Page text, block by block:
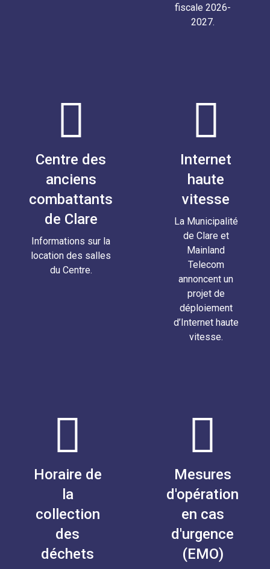
fiscale 2026-
2027.
Centre des
anciens
combattants
de Clare
Informations sur la
location des salles
du Centre.
Internet
haute
vitesse
La Municipalité
de Clare et
Mainland
Telecom
annoncent un
projet de
déploiement
d’Internet haute
vitesse.
Horaire de
la
collection
des
déchets
Mesures
d'opération
en cas
d'urgence
(EMO)